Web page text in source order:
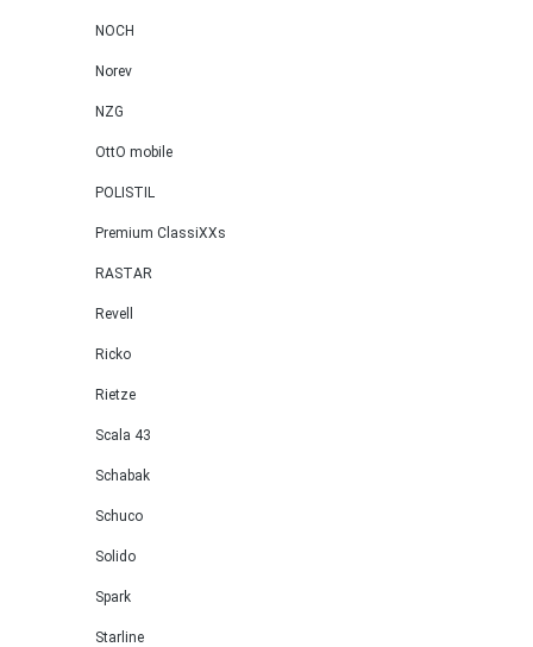
NOCH
Norev
NZG
OttO mobile
POLISTIL
Premium ClassiXXs
RASTAR
Revell
Ricko
Rietze
Scala 43
Schabak
Schuco
Solido
Spark
Starline